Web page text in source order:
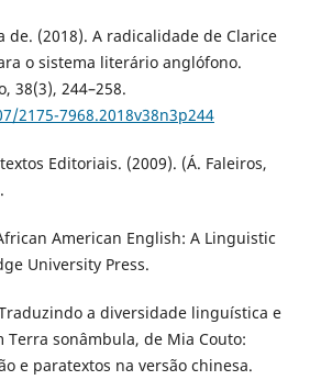
de. (2018). A radicalidade de Clarice
o sistema literário anglófono.
38(3), 244–258.
2175-7968.2018v38n3p244
Editoriais. (2009). (Á. Faleiros,
American English: A Linguistic
University Press.
a diversidade linguística e
sonâmbula, de Mia Couto:
e paratextos na versão chinesa.